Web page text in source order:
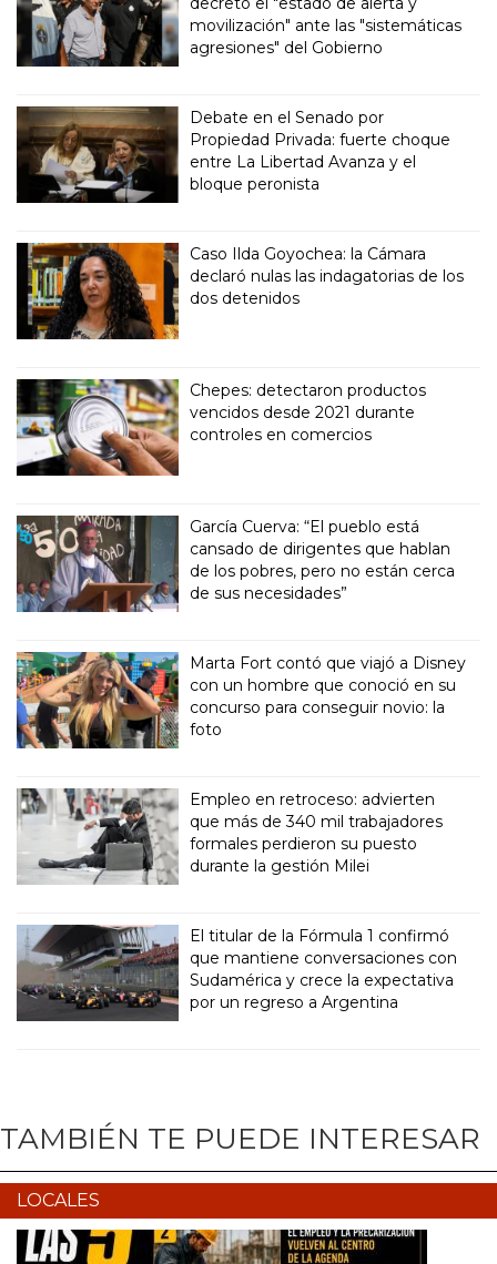
movilización" ante las "sistemáticas
agresiones" del Gobierno
Debate en el Senado por
Propiedad Privada: fuerte choque
entre La Libertad Avanza y el
bloque peronista
Caso Ilda Goyochea: la Cámara
declaró nulas las indagatorias de los
dos detenidos
Chepes: detectaron productos
vencidos desde 2021 durante
controles en comercios
García Cuerva: “El pueblo está
cansado de dirigentes que hablan
de los pobres, pero no están cerca
de sus necesidades”
Marta Fort contó que viajó a Disney
con un hombre que conoció en su
concurso para conseguir novio: la
foto
Empleo en retroceso: advierten
que más de 340 mil trabajadores
formales perdieron su puesto
durante la gestión Milei
El titular de la Fórmula 1 confirmó
que mantiene conversaciones con
Sudamérica y crece la expectativa
por un regreso a Argentina
TAMBIÉN TE PUEDE INTERESAR
LOCALES